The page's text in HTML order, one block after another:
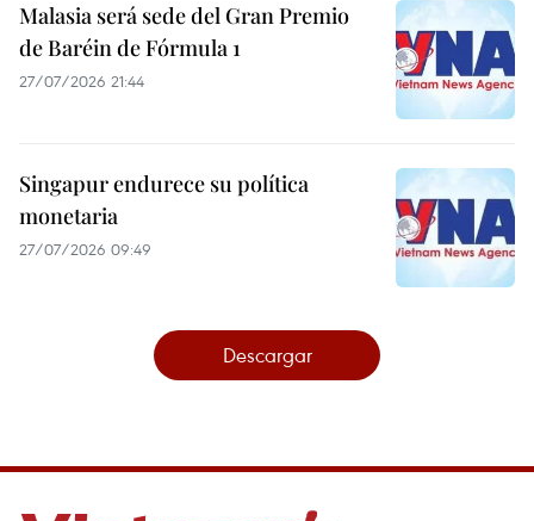
Malasia será sede del Gran Premio
de Baréin de Fórmula 1
27/07/2026 21:44
Singapur endurece su política
monetaria
27/07/2026 09:49
Descargar